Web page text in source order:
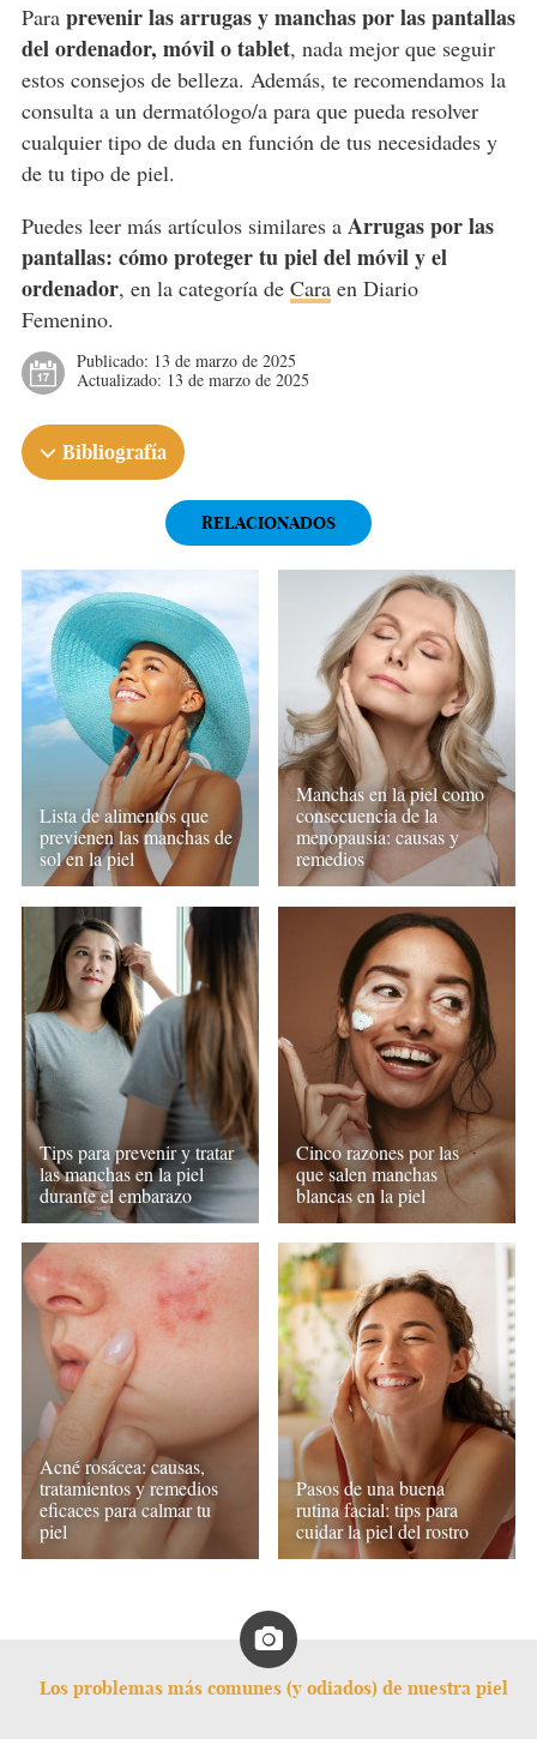
Para prevenir las arrugas y manchas por las pantallas
del ordenador, móvil o tablet, nada mejor que seguir
estos consejos de belleza. Además, te recomendamos la
consulta a un dermatólogo/a para que pueda resolver
cualquier tipo de duda en función de tus necesidades y
de tu tipo de piel.
Puedes leer más artículos similares a Arrugas por las
pantallas: cómo proteger tu piel del móvil y el
ordenador, en la categoría de Caraen Diario
Femenino.
Publicado: 13 de marzo de 2025
Actualizado: 13 de marzo de 2025
Bibliografía
RELACIONADOS
Lista de alimentos que
previenen las manchas de
sol en la piel
Manchas en la piel como
consecuencia de la
menopausia: causas y
remedios
Tips para prevenir y tratar
las manchas en la piel
durante el embarazo
Cinco razones por las
que salen manchas
blancas en la piel
Acné rosácea: causas,
tratamientos y remedios
eficaces para calmar tu
piel
Pasos de una buena
rutina facial: tips para
cuidar la piel del rostro
Los problemas más comunes (y odiados) de nuestra piel